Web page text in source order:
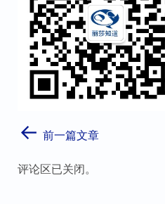
← 前一篇文章
评论区已关闭。